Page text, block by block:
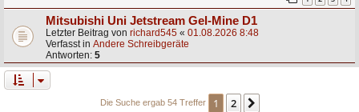
Mitsubishi Uni Jetstream Gel-Mine D1
Letzter Beitrag von richard545 « 01.08.2026 8:48
Verfasst in Andere Schreibgeräte
Antworten: 5
Die Suche ergab 54 Treffer 1 2